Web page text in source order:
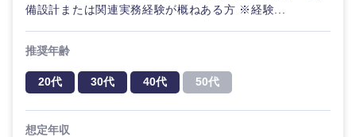
備設計または関連実務経験が概ねある方 ※経験...
推奨年齢
20代 30代 40代 50代
想定年収